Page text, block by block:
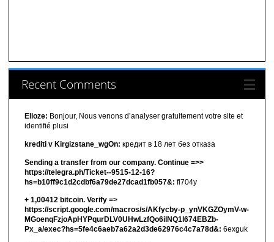
Recent Comments
Elioze: Bonjour, Nous venons d’analyser gratuitement votre site et
identifié plusi
krediti v Kirgizstane_wgOn: кредит в 18 лет без отказа
Sending a transfer from our company. Continue =>>
https://telegra.ph/Ticket--9515-12-16?
hs=b10ff9c1d2cdbf6a79de27dcad1fb057&: fi704y
+ 1,00412 bitсоin. Verify =>
https://script.google.com/macros/s/AKfycby-p_ynVKGZOymV-w-
MGoenqFzjoApHYPqurDLV0UHwLzfQo6ilNQ1l674EBZb-
Px_a/exec?hs=5fe4c6aeb7a62a2d3de62976c4c7a78d&: 6exguk